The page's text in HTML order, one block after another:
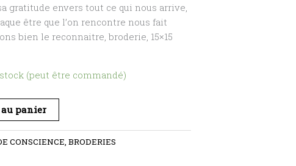
gratitude envers tout ce qui nous arrive,
être que l’on rencontre nous fait
bien le reconnaitre, broderie, 15×15
(peut être commandé)
panier
CONSCIENCE, BRODERIES